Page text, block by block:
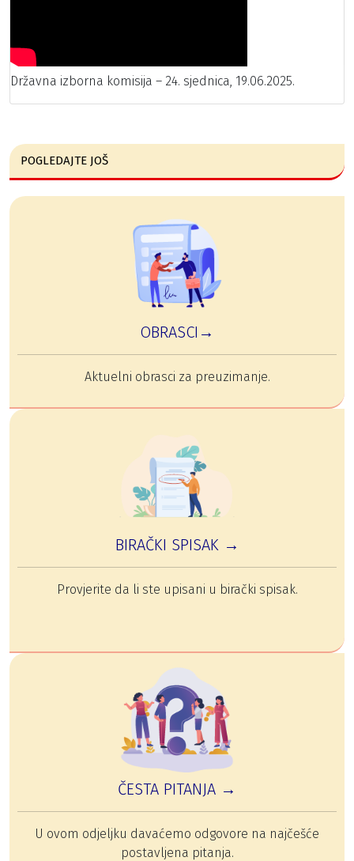
Državna izborna komisija – 24. sjednica, 19.06.2025.
POGLEDAJTE JOŠ
OBRASCI→
Aktuelni obrasci za preuzimanje.
BIRAČKI SPISAK →
Provjerite da li ste upisani u birački spisak.
ČESTA PITANJA →
U ovom odjeljku davaćemo odgovore na najčešće
postavljena pitanja.